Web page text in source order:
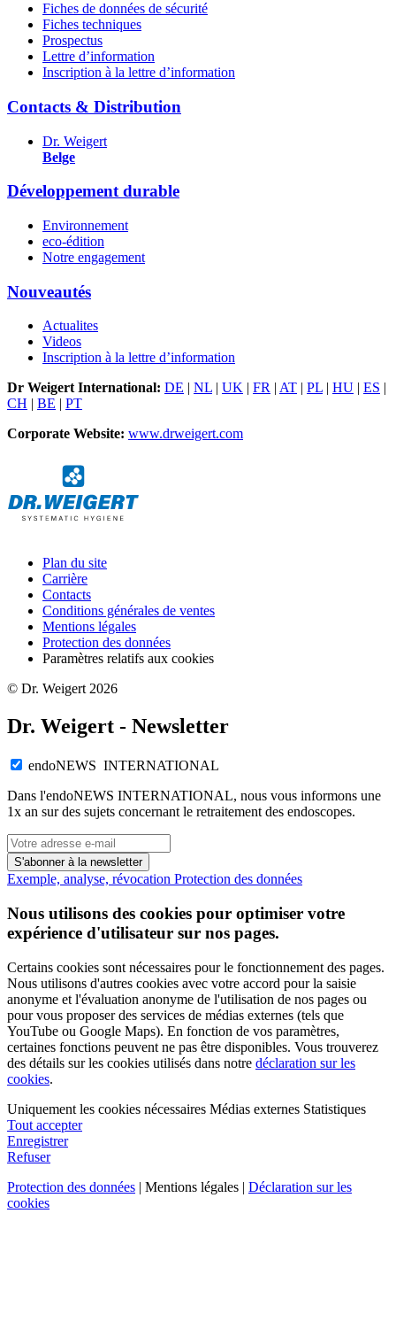
Fiches de données de sécurité
Fiches techniques
Prospectus
Lettre d’information
Inscription à la lettre d’information
Contacts & Distribution
Dr. Weigert
Belge
Développement durable
Environnement
eco-édition
Notre engagement
Nouveautés
Actualites
Videos
Inscription à la lettre d’information
Dr Weigert International: DE | NL | UK | FR | AT | PL | HU | ES |
CH | BE | PT
Corporate Website: www.drweigert.com
Plan du site
Carrière
Contacts
Conditions générales de ventes
Mentions légales
Protection des données
Paramètres relatifs aux cookies
© Dr. Weigert 2026
Dr. Weigert - Newsletter
endoNEWS INTERNATIONAL
Dans l'endoNEWS INTERNATIONAL, nous vous informons une
1x an sur des sujets concernant le retraitement des endoscopes.
S'abonner à la newsletter
Exemple, analyse, révocation Protection des données
Nous utilisons des cookies pour optimiser votre
expérience d'utilisateur sur nos pages.
Certains cookies sont nécessaires pour le fonctionnement des pages.
Nous utilisons d'autres cookies avec votre accord pour la saisie
anonyme et l'évaluation anonyme de l'utilisation de nos pages ou
pour vous proposer des services de médias externes (tels que
YouTube ou Google Maps). En fonction de vos paramètres,
certaines fonctions peuvent ne pas être disponibles. Vous trouverez
des détails sur les cookies utilisés dans notre déclaration sur les
cookies.
Uniquement les cookies nécessaires Médias externes Statistiques
Tout accepter
Enregistrer
Refuser
Protection des données | Mentions légales | Déclaration sur les
cookies